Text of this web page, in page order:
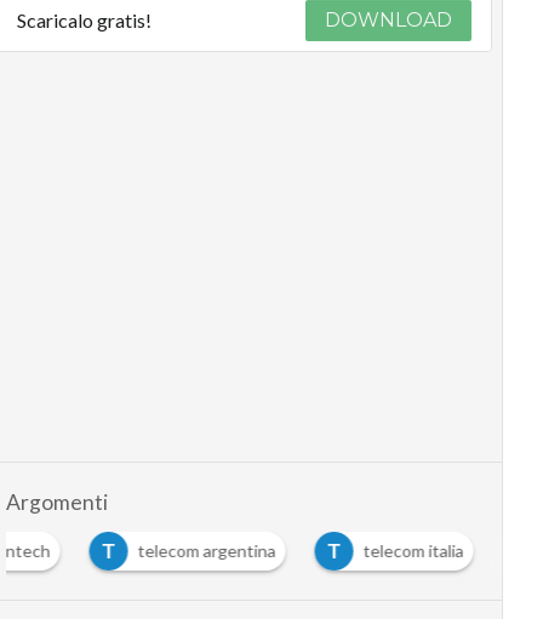
Scaricalo gratis! DOWNLOAD
Argomenti
T telecom argentina T telecom italia